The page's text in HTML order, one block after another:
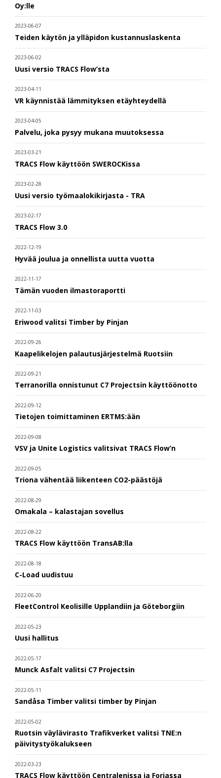
Oy:lle
2023-06-07
Teiden käytön ja ylläpidon kustannuslaskenta
2023-06-02
Uusi versio TRACS Flow’sta
2023-04-11
VR käynnistää lämmityksen etäyhteydellä
2023-04-05
Palvelu, joka pysyy mukana muutoksessa
2023-03-21
TRACS Flow käyttöön SWEROCKissa
2023-02-28
Uusi versio työmaalokikirjasta - TRA
2023-02-17
TRACS Flow 3.0
2022-12-19
Hyvää joulua ja onnellista uutta vuotta
2022-11-17
Tämän vuoden ilmastoraportti
2022-11-03
Eriwood valitsi Timber by Pinjan
2022-09-26
Kaapelikelojen palautusjärjestelmä Ruotsiin
2022-09-21
Terranorilla onnistunut C7 Projectsin käyttöönotto
2022-09-12
Tietojen toimittaminen ERTMS:ään
2022-09-08
VSV ja Unite Logistics valitsivat TRACS Flow’n
2022-09-05
Triona vähentää liikenteen CO2-päästöjä
2022-08-29
Omakala – kalastajan sovellus
2022-08-22
TRACS Flow käyttöön TransAB:lla
2022-08-18
C-Load uudistuu
2022-06-20
FleetControl Keolisille Upplandiin ja Göteborgiin
2022-05-23
Uusi hallitus
2022-05-17
Munck Asfalt valitsi C7 Projectsin
2022-05-11
Sandåsa Timber valitsi timber by Pinjan
2022-05-02
Ruotsin väylävirasto Trafikverket valitsi TNE:n
päivitystyökalukseen
2022-03-23
TRACS Flow käyttöön Centralenissa ja Foriassa